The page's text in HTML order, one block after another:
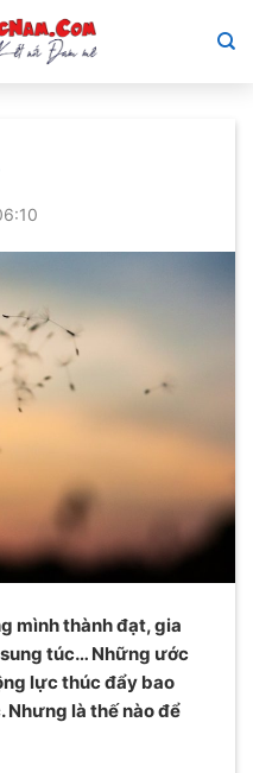
mình thành đạt, gia
túc… Những ước
lực thúc đẩy bao
là thế nào để